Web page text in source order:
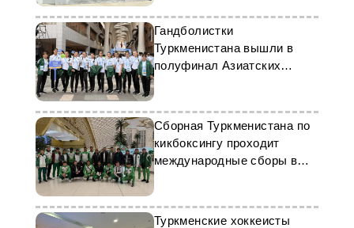
Гандболистки
Туркменистана вышли в
полуфинал Азиатских
пляжных игр
Сборная Туркменистана по
кикбоксингу проходит
международные сборы в
Шымкенте
Туркменские хоккеисты